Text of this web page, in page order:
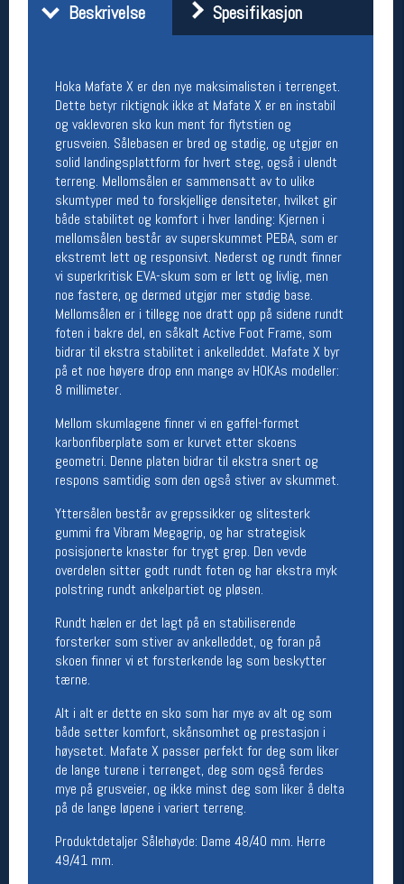
Beskrivelse Spesifikasjon
Hoka Mafate X er den nye maksimalisten i terrenget.
Dette betyr riktignok ikke at Mafate X er en instabil
og vaklevoren sko kun ment for flytstien og
grusveien. Sålebasen er bred og stødig, og utgjør en
solid landingsplattform for hvert steg, også i ulendt
terreng. Mellomsålen er sammensatt av to ulike
skumtyper med to forskjellige densiteter, hvilket gir
både stabilitet og komfort i hver landing: Kjernen i
mellomsålen består av superskummet PEBA, som er
ekstremt lett og responsivt. Nederst og rundt finner
vi superkritisk EVA-skum som er lett og livlig, men
noe fastere, og dermed utgjør mer stødig base.
Mellomsålen er i tillegg noe dratt opp på sidene rundt
foten i bakre del, en såkalt Active Foot Frame, som
bidrar til ekstra stabilitet i ankelleddet. Mafate X byr
på et noe høyere drop enn mange av HOKAs modeller:
8 millimeter.
Mellom skumlagene finner vi en gaffel-formet
karbonfiberplate som er kurvet etter skoens
geometri. Denne platen bidrar til ekstra snert og
respons samtidig som den også stiver av skummet.
Yttersålen består av grepssikker og slitesterk
gummi fra Vibram Megagrip, og har strategisk
posisjonerte knaster for trygt grep. Den vevde
overdelen sitter godt rundt foten og har ekstra myk
polstring rundt ankelpartiet og pløsen.
Rundt hælen er det lagt på en stabiliserende
forsterker som stiver av ankelleddet, og foran på
skoen finner vi et forsterkende lag som beskytter
tærne.
Alt i alt er dette en sko som har mye av alt og som
både setter komfort, skånsomhet og prestasjon i
høysetet. Mafate X passer perfekt for deg som liker
de lange turene i terrenget, deg som også ferdes
mye på grusveier, og ikke minst deg som liker å delta
på de lange løpene i variert terreng.
Produktdetaljer Sålehøyde: Dame 48/40 mm. Herre
49/41 mm.
Om oss
Åpningstider butikk
Man-Fredag:
11-18
Lørdag:
11-16
Team Oslo Sportslager
Magasinet
Medlemstilbud og aktiviteter
MELD DEG INN GRATIS
Åpningstider verkstedet
Man-Fredag:
11-18
Lørdag:
For å bestille time må du logge inn i
nettbutikken og trykke på den nederste blå
linjen
Betingelser
Salgsbetingelser
Personsvernerklæring
Informasjonskapsler
Bærekraft
Org. nr: 976754360
Ledige stillinger
Følg oss på